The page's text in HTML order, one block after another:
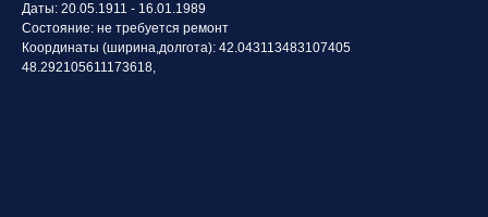
Даты: 20.05.1911 - 16.01.1989
Состояние: не требуется ремонт
Координаты (ширина,долгота): 42.043113483107405
48.292105611173618,